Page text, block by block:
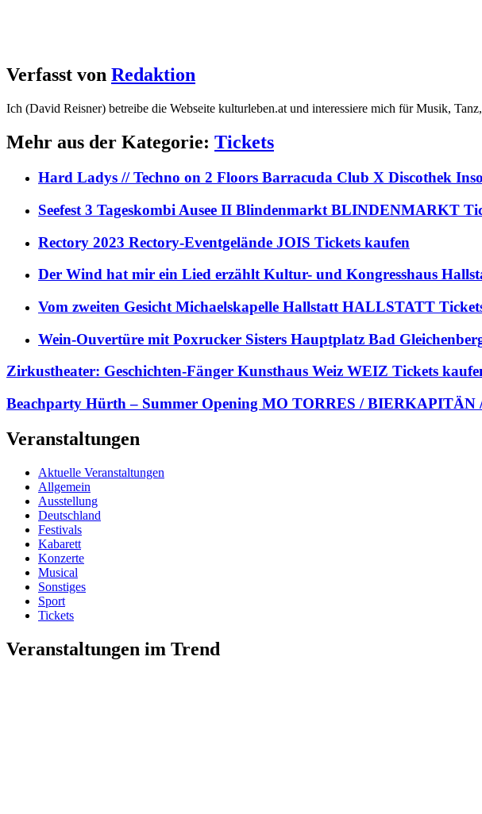
Verfasst von Redaktion
Ich (David Reisner) betreibe die Webseite kulturleben.at und interessiere mich für Musik,
Mehr aus der Kategorie: Tickets
Hard Ladys // Techno on 2 Floors Barracuda Club X Discothek
Seefest 3 Tageskombi Ausee II Blindenmarkt BLINDENMARKT
Rectory 2023 Rectory-Eventgelände JOIS Tickets kaufen
Der Wind hat mir ein Lied erzählt Kultur- und Kongresshaus
Vom zweiten Gesicht Michaelskapelle Hallstatt HALLSTATT
Wein-Ouvertüre mit Poxrucker Sisters Hauptplatz Bad
Zirkustheater: Geschichten-Fänger Kunsthaus Weiz WEIZ Tickets
Beachparty Hürth – Summer Opening MO TORRES /
Veranstaltungen
Aktuelle Veranstaltungen
Allgemein
Ausstellung
Deutschland
Festivals
Kabarett
Konzerte
Musical
Sonstiges
Sport
Tickets
Veranstaltungen im Trend